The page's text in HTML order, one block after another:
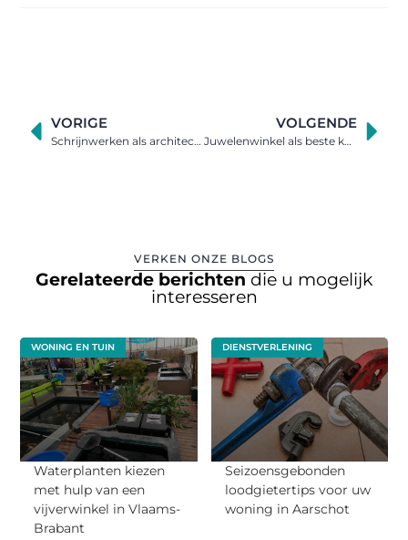
VORIGE
Schrijnwerken als architecturale blikvanger in de tuin
VOLGENDE
Juwelenwinkel als beste keuze voor sieraden
VERKEN ONZE BLOGS
Gerelateerde berichten die u mogelijk
interesseren
WONING EN TUIN
Waterplanten kiezen
met hulp van een
vijverwinkel in Vlaams-
Brabant
DIENSTVERLENING
Seizoensgebonden
loodgietertips voor uw
woning in Aarschot